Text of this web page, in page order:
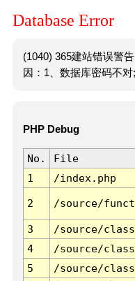
Database Error
(1040) 365建站错误警
因：1、数据库密码不对
PHP Debug
No. File
1
/index.php
2 /source/
3 /source/
4
/source/
5
/source/